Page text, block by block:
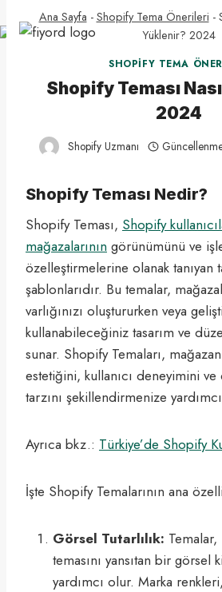
to
Ana Sayfa - Shopify Tema Önerileri -
Yüklenir? 2024
SHOPIFY TEMA
Shopify Teması
2024
Shopify Uzmanı
Shopify Teması Nedir?
Shopify Teması, Shopify
mağazalarının görünümünü ve
özelleştirmelerine olanak tanıyan
şablonlarıdır. Bu temalar,
varlığınızı oluştururken veya
kullanabileceğiniz tasarım ve
sunar. Shopify Temaları,
estetiğini, kullanıcı deneyimini ve
tarzını şekillendirmenize
Ayrıca bkz.: Türkiye’de Shopify
İşte Shopify Temalarının ana
Görsel Tutarlılık: Temalar,
temasını yansıtan bir görsel
yardımcı olur. Marka